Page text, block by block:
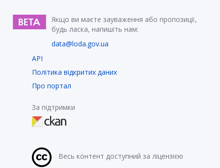
Якщо ви маєте зауваження або пропозиції,
будь ласка, напишіть нам:
data@loda.gov.ua
API
Політика відкритих даних
Про портал
За підтримки
Весь контент доступний за ліцензією